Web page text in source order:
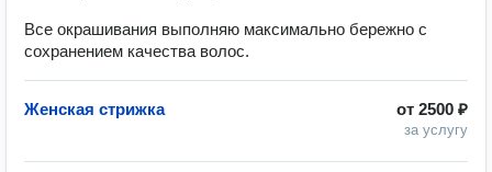
Все окрашивания выполняю максимально бережно с
сохранением качества волос.
от 2500 ₽
за услугу
Женская стрижка